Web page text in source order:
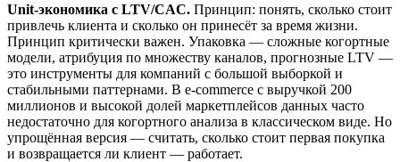
Unit-экономика с LTV/CAC. Принцип: понять, сколько стоит
привлечь клиента и сколько он принесёт за время жизни.
Принцип критически важен. Упаковка — сложные когортные
модели, атрибуция по множеству каналов, прогнозные LTV —
это инструменты для компаний с большой выборкой и
стабильными паттернами. В e-commerce с выручкой 200
миллионов и высокой долей маркетплейсов данных часто
недостаточно для когортного анализа в классическом виде. Но
упрощённая версия — считать, сколько стоит первая покупка
и возвращается ли клиент — работает.